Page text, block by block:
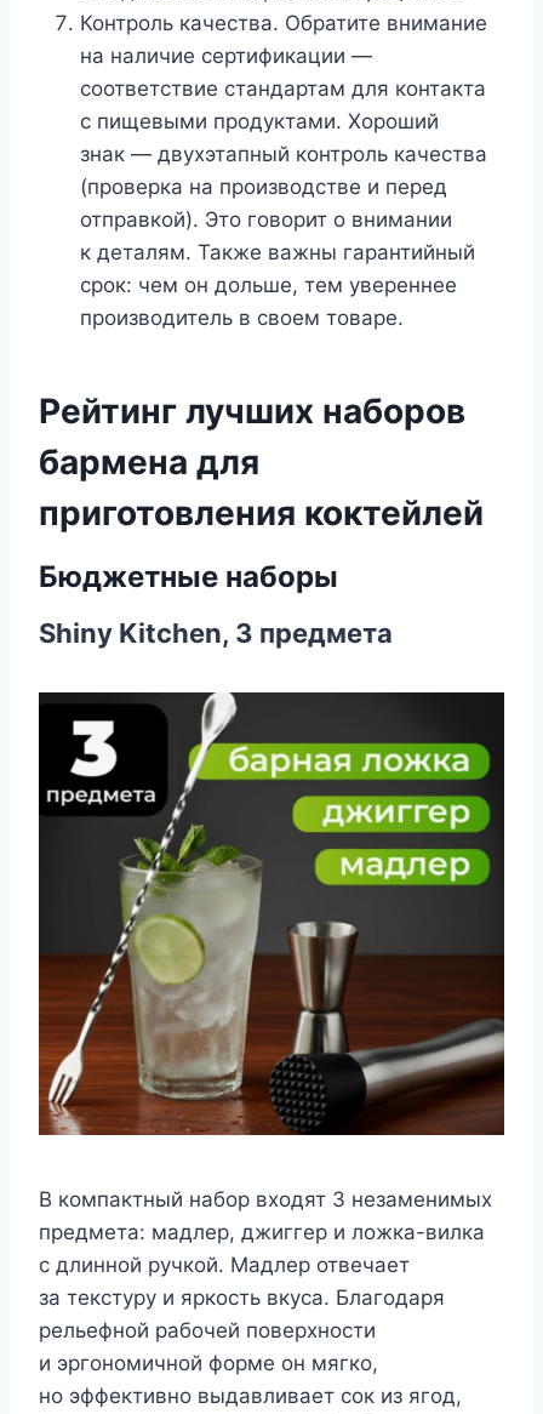
Контроль качества. Обратите внимание
на наличие сертификации —
соответствие стандартам для контакта
с пищевыми продуктами. Хороший
знак — двухэтапный контроль качества
(проверка на производстве и перед
отправкой). Это говорит о внимании
к деталям. Также важны гарантийный
срок: чем он дольше, тем увереннее
производитель в своем товаре.
Рейтинг лучших наборов
бармена для
приготовления коктейлей
Бюджетные наборы
Shiny Kitchen, 3 предмета
В компактный набор входят 3 незаменимых
предмета: мадлер, джиггер и ложка-вилка
с длинной ручкой. Мадлер отвечает
за текстуру и яркость вкуса. Благодаря
рельефной рабочей поверхности
и эргономичной форме он мягко,
но эффективно выдавливает сок из ягод,